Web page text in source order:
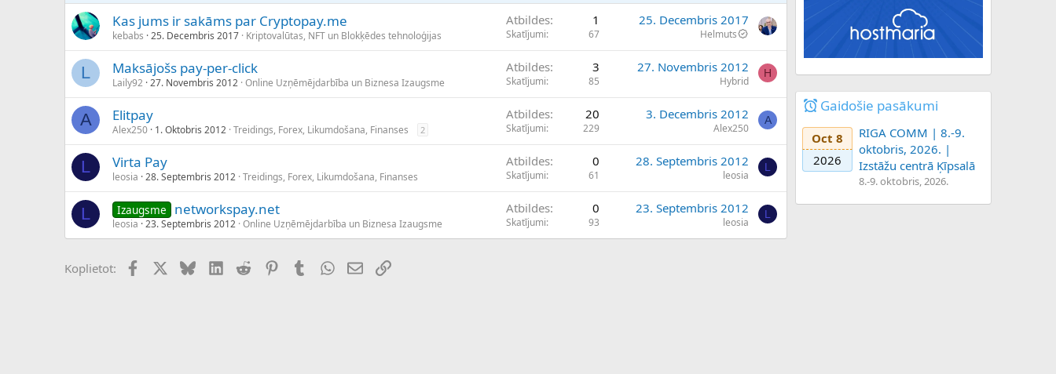
created: 22-Oct-2008
last-changed: 22-Oct-2008
registration-expiration: 22-Oct-2009
registrant-firstname: Matias
registrant-lastname: Camiletti
Kas jums ir sakāms par Cryptopay.me
kebabs 25. Decembris 2017 Kriptovalūtas, NFT un Blokķēdes tehnoloģijas
Atbildes 1
Skatījumi 67
25. Decembris 2017
Helmuts
L Maksājošs pay-per-click
Laily92 27. Novembris 2012 Online Uzņēmējdarbība un Biznesa Izaugsme
Atbildes 3
Skatījumi 85
27. Novembris 2012
Hybrid
H
A Elitpay
Alex250 1. Oktobris 2012 Treidings, Forex, Likumdošana, Finanses 2
Atbildes 20
Skatījumi 229
3. Decembris 2012
Alex250
A
L Virta Pay
leosia 28. Septembris 2012 Treidings, Forex, Likumdošana, Finanses
Atbildes 0
Skatījumi 61
28. Septembris 2012
leosia
L
L Izaugsme networkspay.net
leosia 23. Septembris 2012 Online Uzņēmējdarbība un Biznesa Izaugsme
Atbildes 0
Skatījumi 93
23. Septembris 2012
leosia
L
Koplietot: FacebookX (Twitter)
BlueskyLinkedIn
Reddit PinterestTumblrWhatsApp
E-pastsSaiti
Gaidošie pasākumi
Oct 8
2026
RIGA COMM | 8.-9.
oktobris, 2026. |
Izstāžu centrā Ķīpsalā
8.-9. oktobris, 2026.